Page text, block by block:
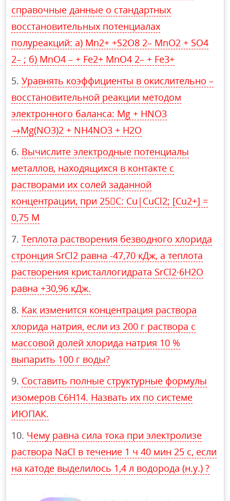
справочные данные о стандартных
восстановительных потенциалах
полуреакций: а) Mn2+ +S2O8 2– MnO2 + SO4
2– ; б) MnO4 – + Fe2+ MnO4 2– + Fe3+
Уравнять коэффициенты в окислительно –
восстановительной реакции методом
электронного баланса: Mg + HNO3
→Mg(NO3)2 + NH4NO3 + H2O
Вычислите электродные потенциалы
металлов, находящихся в контакте с
растворами их солей заданной
концентрации, при 25С: Cu|CuCl2; [Cu2+] =
0,75 М
Теплота растворения безводного хлорида
стронция SrCl2 равна -47,70 кДж, а теплота
растворения кристаллогидрата SrCl2·6H2O
равна +30,96 кДж.
Как изменится концентрация раствора
хлорида натрия, если из 200 г раствора с
массовой долей хлорида натрия 10 %
выпарить 100 г воды?
Составить полные структурные формулы
изомеров C6H14. Назвать их по системе
ИЮПАК.
Чему равна сила тока при электролизе
раствора NaCl в течение 1 ч 40 мин 25 с, если
на катоде выделилось 1,4 л водорода (н.у.) ?